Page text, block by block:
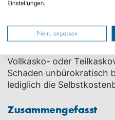
Schadensfall
lassen. Entweder schickt
Rechnung direkt an die
Vollkasko- oder
Schaden unbürokratisch
lediglich die
Zusammengefasst
Einstellungen.
Nein, anpassen